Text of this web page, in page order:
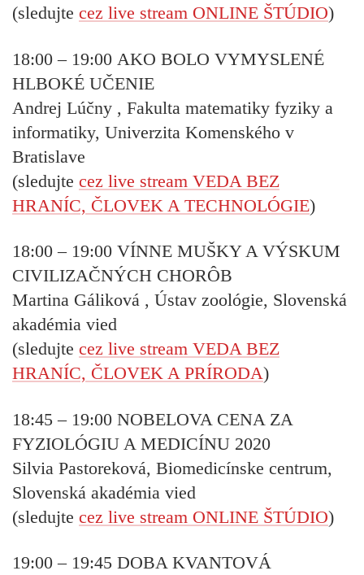
(sledujte cez live stream ONLINE ŠTÚDIO)
18:00 – 19:00 AKO BOLO VYMYSLENÉ
HLBOKÉ UČENIE
Andrej Lúčny , Fakulta matematiky fyziky a
informatiky, Univerzita Komenského v
Bratislave
(sledujte cez live stream VEDA BEZ
HRANÍC, ČLOVEK A TECHNOLÓGIE)
18:00 – 19:00 VÍNNE MUŠKY A VÝSKUM
CIVILIZAČNÝCH CHORÔB
Martina Gáliková , Ústav zoológie, Slovenská
akadémia vied
(sledujte cez live stream VEDA BEZ
HRANÍC, ČLOVEK A PRÍRODA)
18:45 – 19:00 NOBELOVA CENA ZA
FYZIOLÓGIU A MEDICÍNU 2020
Silvia Pastoreková, Biomedicínske centrum,
Slovenská akadémia vied
(sledujte cez live stream ONLINE ŠTÚDIO)
19:00 – 19:45 DOBA KVANTOVÁ